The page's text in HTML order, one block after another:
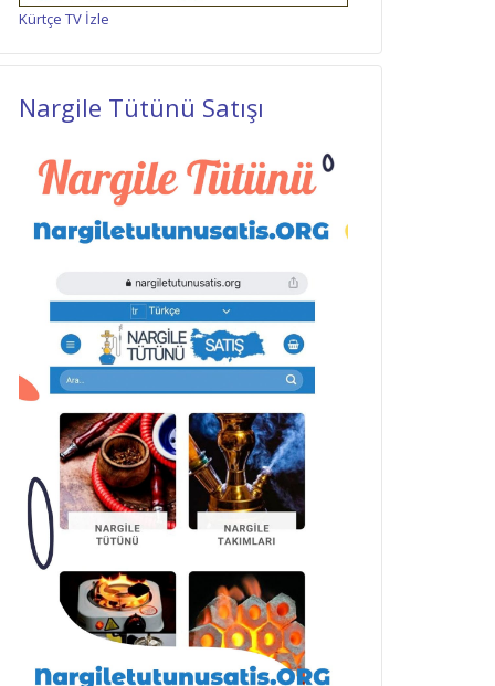
Kürtçe TV İzle
Nargile Tütünü Satışı